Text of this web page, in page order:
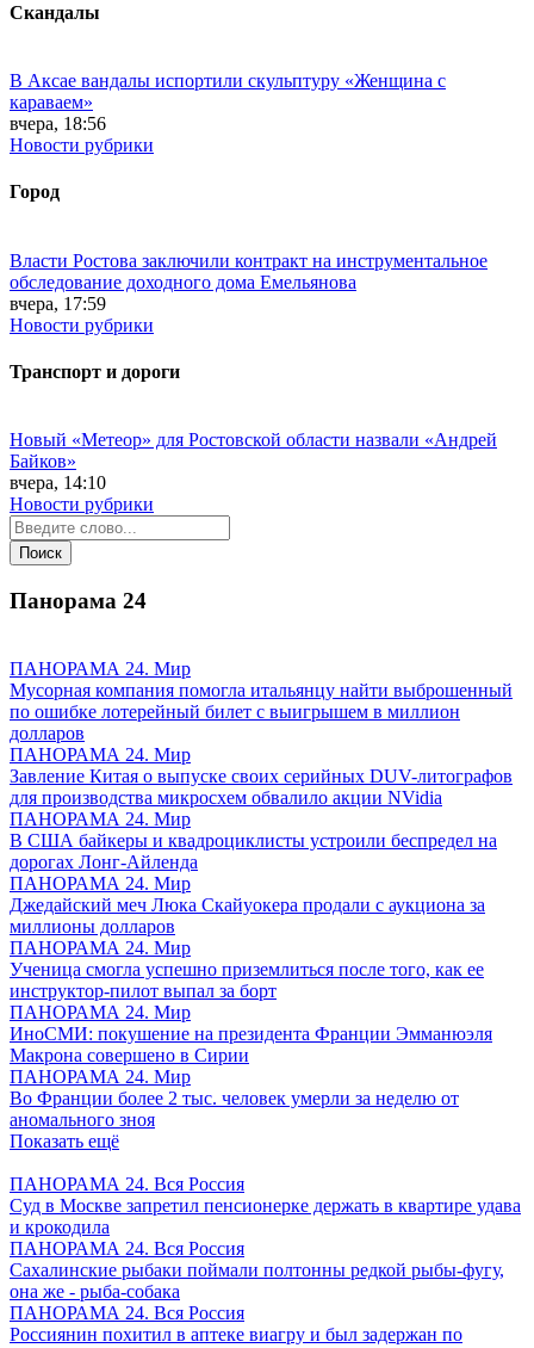
Скандалы
В Аксае вандалы испортили скульптуру «Женщина с
караваем»
вчера, 18:56
Новости рубрики
Город
Власти Ростова заключили контракт на инструментальное
обследование доходного дома Емельянова
вчера, 17:59
Новости рубрики
Транспорт и дороги
Новый «Метеор» для Ростовской области назвали «Андрей
Байков»
вчера, 14:10
Новости рубрики
Панорама 24
ПАНОРАМА 24. Мир
Мусорная компания помогла итальянцу найти выброшенный
по ошибке лотерейный билет с выигрышем в миллион
долларов
ПАНОРАМА 24. Мир
Завление Китая о выпуске своих серийных DUV-литографов
для производства микросхем обвалило акции NVidia
ПАНОРАМА 24. Мир
В США байкеры и квадроциклисты устроили беспредел на
дорогах Лонг-Айленда
ПАНОРАМА 24. Мир
Джедайский меч Люка Скайуокера продали с аукциона за
миллионы долларов
ПАНОРАМА 24. Мир
Ученица смогла успешно приземлиться после того, как ее
инструктор-пилот выпал за борт
ПАНОРАМА 24. Мир
ИноСМИ: покушение на президента Франции Эмманюэля
Макрона совершено в Сирии
ПАНОРАМА 24. Мир
Во Франции более 2 тыс. человек умерли за неделю от
аномального зноя
Показать ещё
ПАНОРАМА 24. Вся Россия
Суд в Москве запретил пенсионерке держать в квартире удава
и крокодила
ПАНОРАМА 24. Вся Россия
Сахалинские рыбаки поймали полтонны редкой рыбы-фугу,
она же - рыба-собака
ПАНОРАМА 24. Вся Россия
Россиянин похитил в аптеке виагру и был задержан по